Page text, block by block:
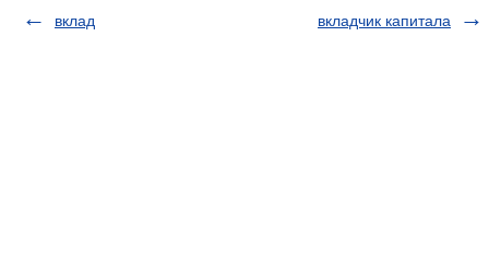
вклад вкладчик капитала